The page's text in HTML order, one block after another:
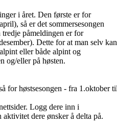
i året. Den første er for
så er det sommersesongen
påmeldingen er for
Dette for at man selv kan
eller både alpint og
og/eller på høsten.
for høstsesongen - fra 1.oktober
Logg dere inn i
dere ønsker å delta på.